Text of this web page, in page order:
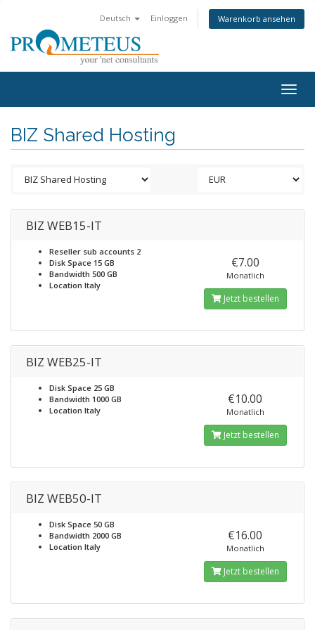
Deutsch Einloggen Warenkorb ansehen
BIZ Shared Hosting
BIZ WEB15-IT
Reseller sub accounts 2
Disk Space 15 GB
Bandwidth 500 GB
Location Italy
€7.00
Monatlich
Jetzt bestellen
BIZ WEB25-IT
Disk Space 25 GB
Bandwidth 1000 GB
Location Italy
€10.00
Monatlich
Jetzt bestellen
BIZ WEB50-IT
Disk Space 50 GB
Bandwidth 2000 GB
Location Italy
€16.00
Monatlich
Jetzt bestellen